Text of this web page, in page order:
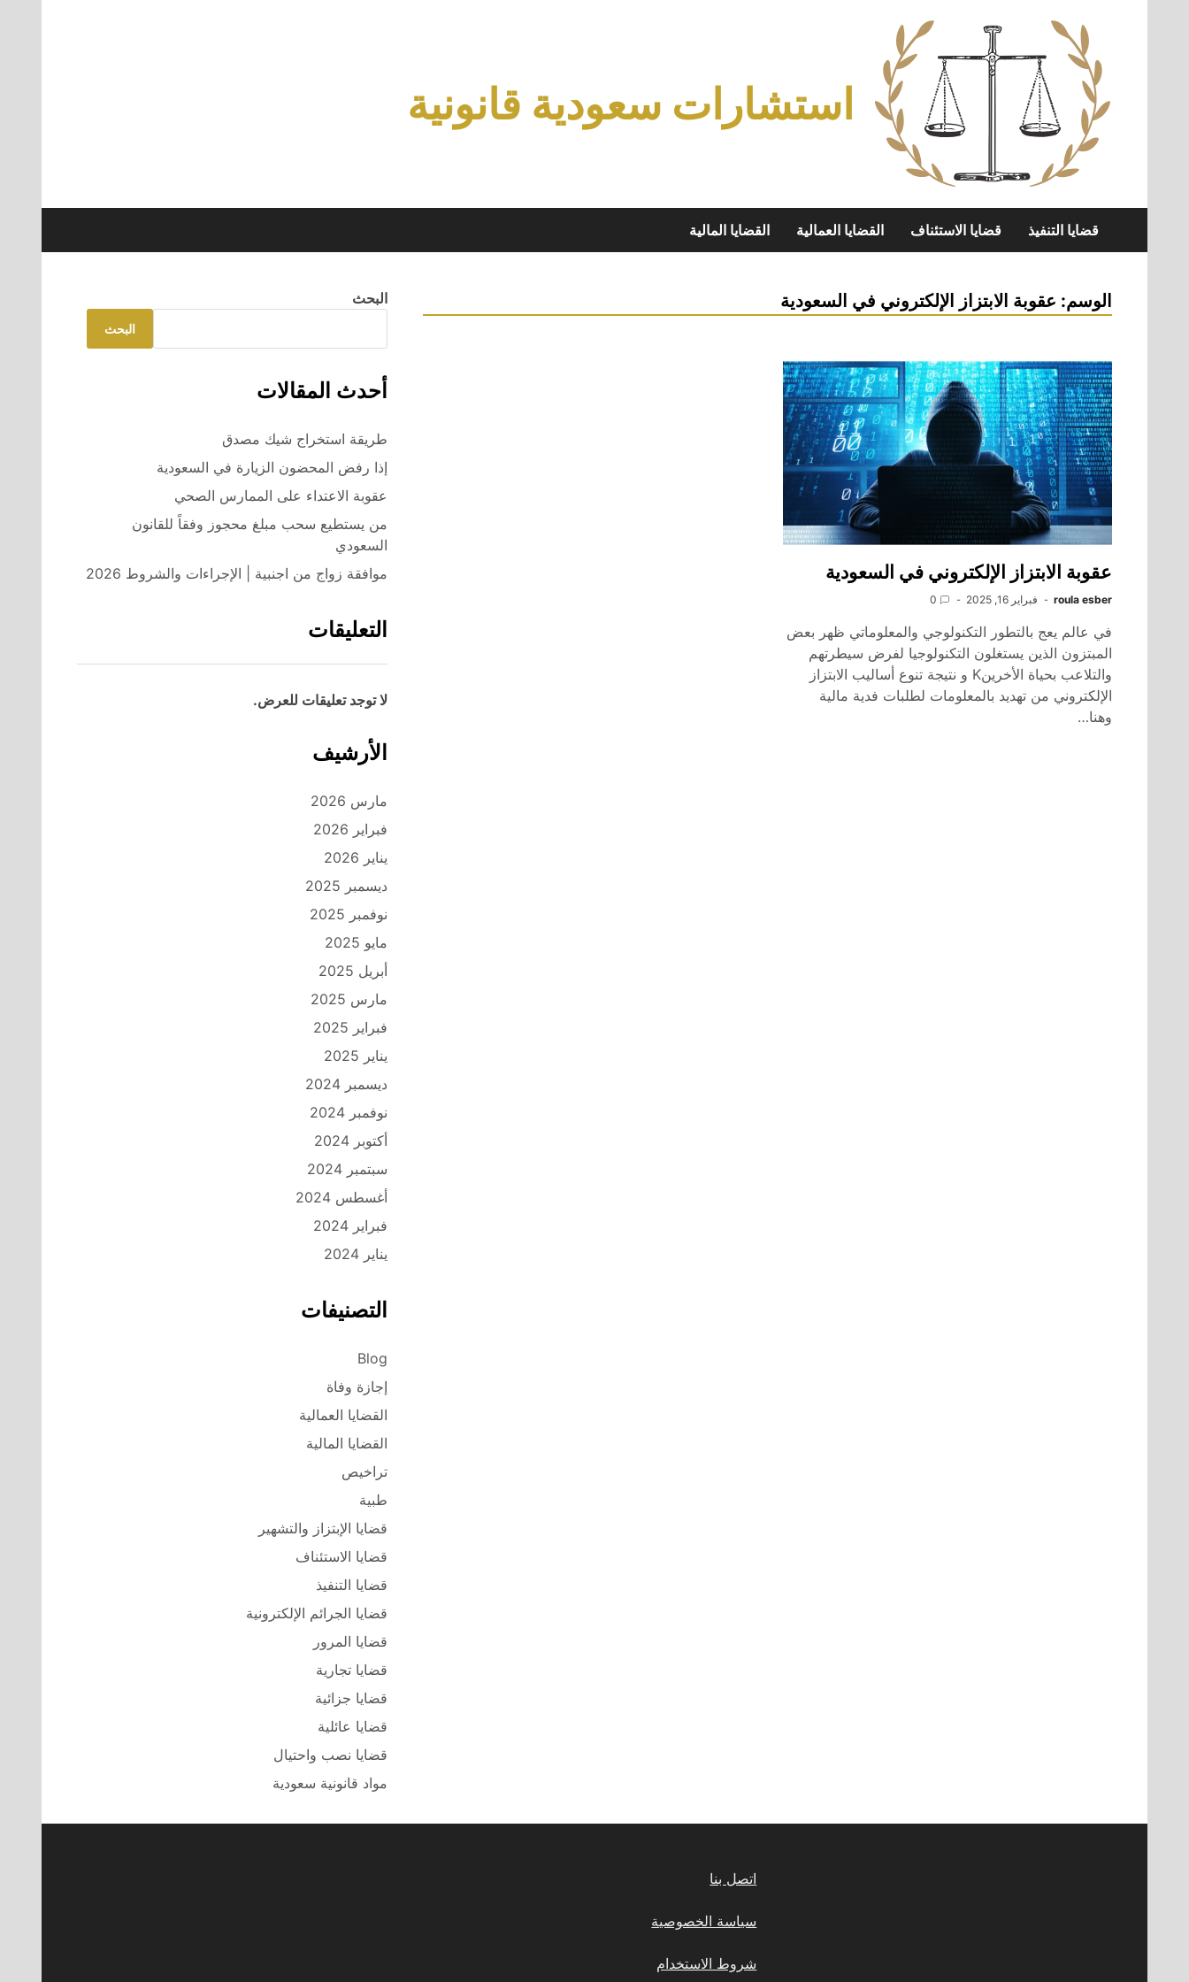
استشارات سعودية قانونية
قضايا التنفيذ قضايا الاستئناف القضايا العمالية القضايا المالية
الوسم: عقوبة الابتزاز الإلكتروني في السعودية
عقوبة الابتزاز الإلكتروني في السعودية
roula esber فبراير 16, 2025 0
في عالم يعج بالتطور التكنولوجي والمعلوماتي ظهر بعض
المبتزون الذين يستغلون التكنولوجيا لفرض سيطرتهم
والتلاعب بحياة الأخرينK و نتيجة تنوع أساليب الابتزاز
الإلكتروني من تهديد بالمعلومات لطلبات فدية مالية
وهنا…
البحث
البحث
أحدث المقالات
طريقة استخراج شيك مصدق
إذا رفض المحضون الزيارة في السعودية
عقوبة الاعتداء على الممارس الصحي
من يستطيع سحب مبلغ محجوز وفقاً للقانون
السعودي
موافقة زواج من اجنبية | الإجراءات والشروط 2026
التعليقات
لا توجد تعليقات للعرض.
الأرشيف
مارس 2026
فبراير 2026
يناير 2026
ديسمبر 2025
نوفمبر 2025
مايو 2025
أبريل 2025
مارس 2025
فبراير 2025
يناير 2025
ديسمبر 2024
نوفمبر 2024
أكتوبر 2024
سبتمبر 2024
أغسطس 2024
فبراير 2024
يناير 2024
التصنيفات
Blog
إجازة وفاة
القضايا العمالية
القضايا المالية
تراخيص
طبية
قضايا الإبتزاز والتشهير
قضايا الاستئناف
قضايا التنفيذ
قضايا الجرائم الإلكترونية
قضايا المرور
قضايا تجارية
قضايا جزائية
قضايا عائلية
قضايا نصب واحتيال
مواد قانونية سعودية
اتصل بنا
سياسة الخصوصية
شروط الاستخدام